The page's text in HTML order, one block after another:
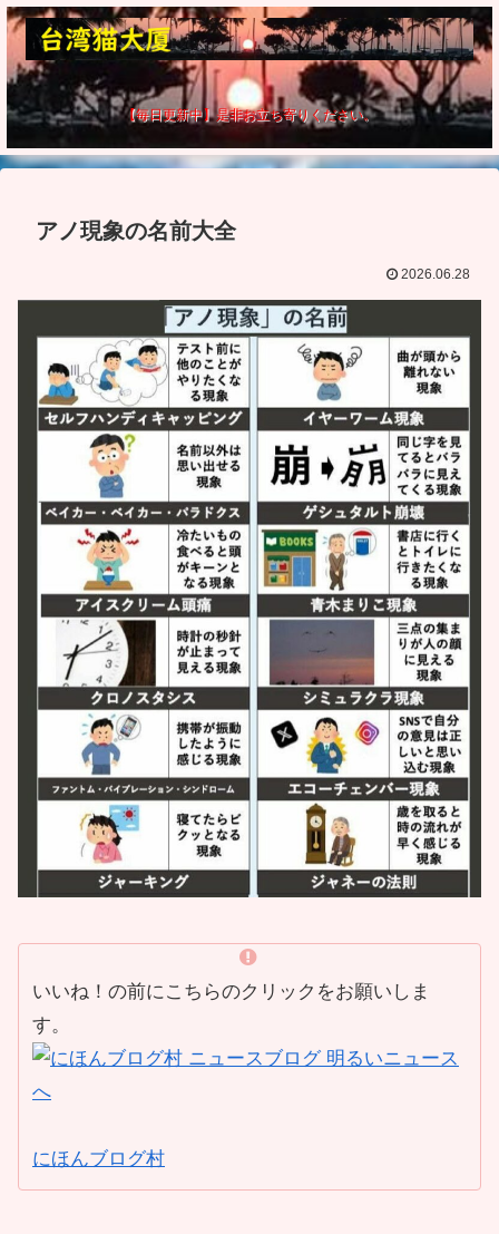
【毎日更新中】是非お立ち寄りください。
アノ現象の名前大全
2026.06.28
いいね！の前にこちらのクリックをお願いしま
す。
にほんブログ村